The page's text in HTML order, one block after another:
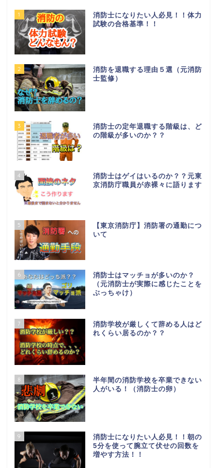
1
消防士になりたい人必見！！体力
試験の合格基準！！
2
消防を退職する理由５選（元消防
士監修）
3
消防士の定年退職する階級は、ど
の階級が多いのか？？
4
消防士はゲイはいるのか？？元東
京消防庁職員が赤裸々に語ります
5
【東京消防庁】消防署の通勤につ
いて
6
消防士はマッチョが多いのか？
（元消防士が実際に感じたことを
ぶっちゃけ）
7
消防学校が厳しくて辞める人はど
れくらい居るのか？？
8
半年間の消防学校を卒業できない
人がいる！（消防士の卵）
9
消防士になりたい人必見！！朝の
5分を使って腕立て伏せの回数を
増やす方法！！